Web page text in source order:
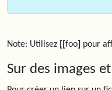
Note: Utilisez foo pour
Sur des images